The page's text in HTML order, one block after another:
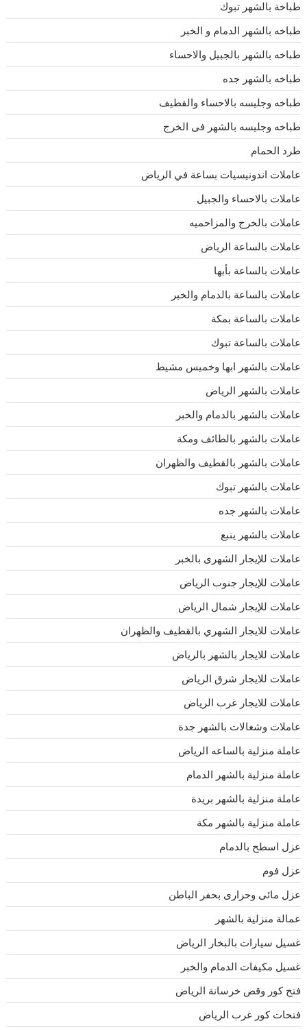
طباخة بالشهر تبوك
طباخه بالشهر الدمام و الخبر
طباخه بالشهر بالجبيل والاحساء
طباخه بالشهر جده
طباخه وجليسه بالاحساء والقطيف
طباخه وجليسه بالشهر فى الخرج
طرد الحمام
عاملات اندونيسيات بساعة في الرياض
عاملات بالاحساء والجبيل
عاملات بالخرج والمزاحميه
عاملات بالساعة الرياض
عاملات بالساعة بأبها
عاملات بالساعة بالدمام والخبر
عاملات بالساعة بمكة
عاملات بالساعة تبوك
عاملات بالشهر ابها وخميس مشيط
عاملات بالشهر الرياض
عاملات بالشهر بالدمام والخبر
عاملات بالشهر بالطائف ومكة
عاملات بالشهر بالقطيف والظهران
عاملات بالشهر تبوك
عاملات بالشهر جده
عاملات بالشهر ينبع
عاملات للإيجار الشهرى بالخبر
عاملات للإيجار جنوب الرياض
عاملات للإيجار شمال الرياض
عاملات للايجار الشهري بالقطيف والظهران
عاملات للايجار بالشهر بالرياض
عاملات للايجار شرق الرياض
عاملات للايجار غرب الرياض
عاملات وشغالات بالشهر جدة
عاملة منزلية بالساعه الرياض
عاملة منزلية بالشهر الدمام
عاملة منزلية بالشهر بريدة
عاملة منزلية بالشهر مكة
عزل اسطح بالدمام
عزل فوم
عزل مائى وحرارى بحفر الباطن
عمالة منزلية بالشهر
غسيل سيارات بالبخار الرياض
غسيل مكيفات الدمام والخبر
فتح كور وقص خرسانة الرياض
فتحات كور غرب الرياض